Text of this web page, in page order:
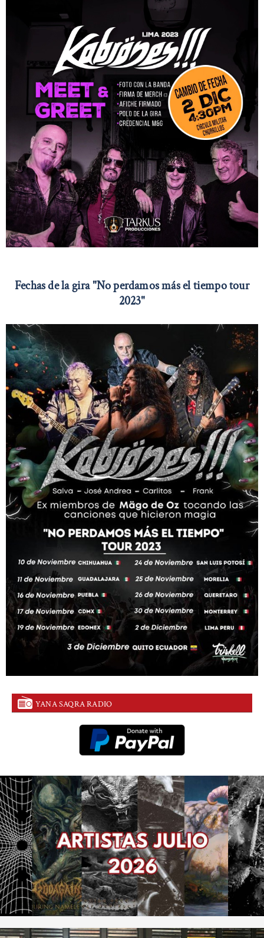
Fechas de la gira "No perdamos más el tiempo tour
2023"
YANA SAQRA RADIO